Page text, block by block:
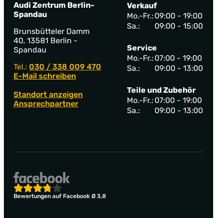
Audi Zentrum Berlin-
Spandau
Brunsbütteler Damm
40, 13581 Berlin -
Spandau
Tel.: 030 / 338 009 470
E-Mail schreiben
Standort anzeigen
Ansprechpartner
Verkauf
Mo.-Fr.: 09:00 - 19:00
Sa.:
09:00 - 15:00
Service
Mo.-Fr.: 07:00 - 19:00
Sa.:
09:00 - 13:00
Teile und Zubehör
Mo.-Fr.: 07:00 - 19:00
Sa.:
09:00 - 13:00
Bewertungen auf Facebook Ø 3,8